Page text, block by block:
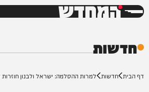
המחדש
חדשות
דף הבית חדשות למרות ההסלמה: ישראל ולבנון